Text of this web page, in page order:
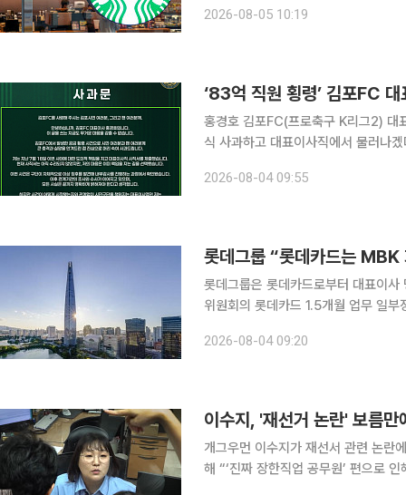
서울경찰청 광역수사단 공공범죄수
2026-08-05 10:19
‘83억 직원 횡령’ 김포FC
홍경호 김포FC(프로축구 K리그2) 대
식 사과하고 대표이사직에서 물러나겠다는 뜻을 밝혔다. 홍 대표
2026-08-04 09:55
롯데그룹 “롯데카드는 MBK
롯데그룹은 롯데카드로부터 대표이
위원회의 롯데카드 1.5개월 업무 일부정지 제재 확정
기간에도 롯데 계열사를 이용하는 고
2026-08-04 09:20
이수지, '재선거 논란' 보름
개그우먼 이수지가 재선서 관련 논란에 사과했다. 1일 이수지는 자신의 유튜
해 “‘진짜 장한직업 공무원’ 편으로